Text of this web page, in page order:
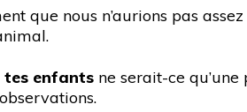
que nous n’aurions pas
enfants ne serait-ce